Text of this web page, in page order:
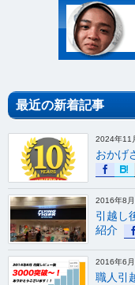
最近の新着記事
2024年11
おかげ
2016年8
引越し
紹介
2016年6
職人引